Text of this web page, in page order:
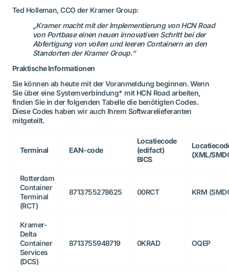
Ted Holleman, CCO der Kramer Group:
„Kramer macht mit der Implementierung von HCN Road
von Portbase einen neuen innovativen Schritt bei der
Abfertigung von vollen und leeren Containern an den
Standorten der Kramer Group.“
Praktische Informationen
Sie können ab heute mit der Voranmeldung beginnen. Wenn
Sie über eine Systemverbindung* mit HCN Road arbeiten,
finden Sie in der folgenden Tabelle die benötigten Codes.
Diese Codes haben wir auch Ihrem Softwarelieferanten
mitgeteilt.
Terminal EAN-code
Locatiecode
(edifact)
BICS
(XML/
Rotterdam
Container
Terminal
(RCT)
8713755278625 00RCT KRM
Kramer-
Delta
Container
Services
(DCS)
8713755948719 0KRAD OQEP